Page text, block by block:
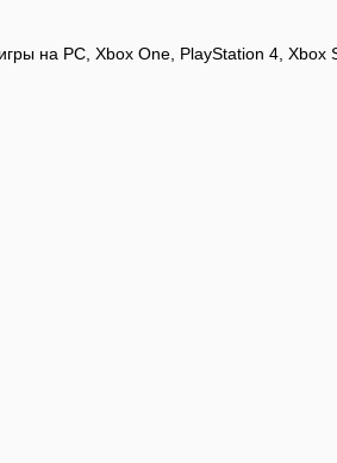
на PC, Xbox One, PlayStation 4, Xbox